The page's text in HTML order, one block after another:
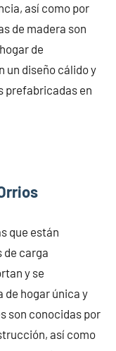
así como por
de madera son
de
un diseño cálido y
prefabricadas en
que están
de carga
y se
de hogar única y
son conocidas por
así como